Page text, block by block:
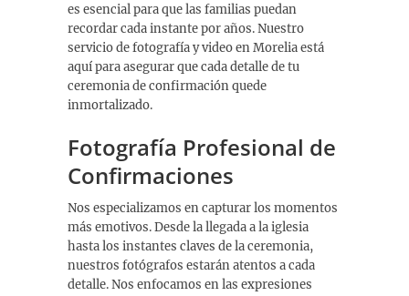
es esencial para que las familias puedan
recordar cada instante por años. Nuestro
servicio de fotografía y video en Morelia está
aquí para asegurar que cada detalle de tu
ceremonia de confirmación quede
inmortalizado.
Fotografía Profesional de
Confirmaciones
Nos especializamos en capturar los momentos
más emotivos. Desde la llegada a la iglesia
hasta los instantes claves de la ceremonia,
nuestros fotógrafos estarán atentos a cada
detalle. Nos enfocamos en las expresiones